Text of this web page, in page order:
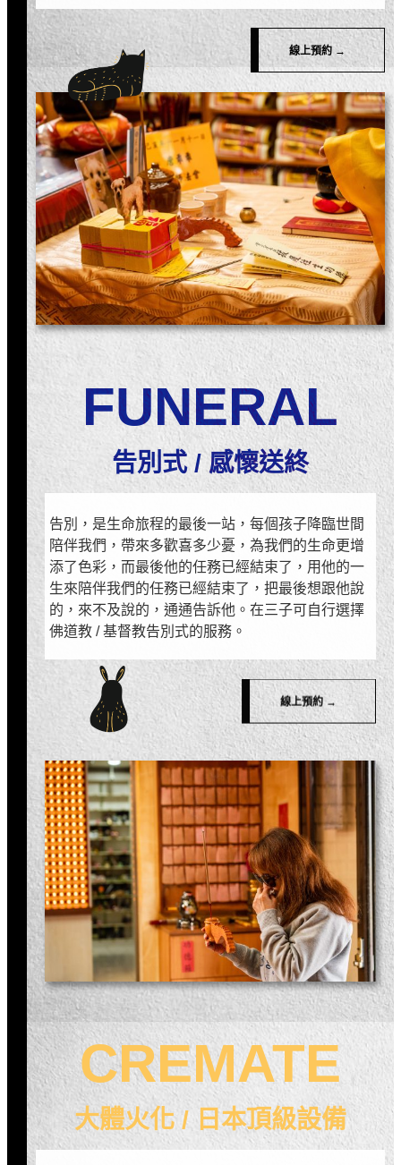
線上預約 →
FUNERAL
告別式 / 感懷送終
告別，是生命旅程的最後一站，每個孩子降臨世間
陪伴我們，帶來多歡喜多少憂，為我們的生命更增
添了色彩，而最後他的任務已經結束了，用他的一
生來陪伴我們的任務已經結束了，把最後想跟他說
的，來不及說的，通通告訴他。在三子可自行選擇
佛道教 / 基督教告別式的服務。
線上預約 →
CREMATE
大體火化 / 日本頂級設備